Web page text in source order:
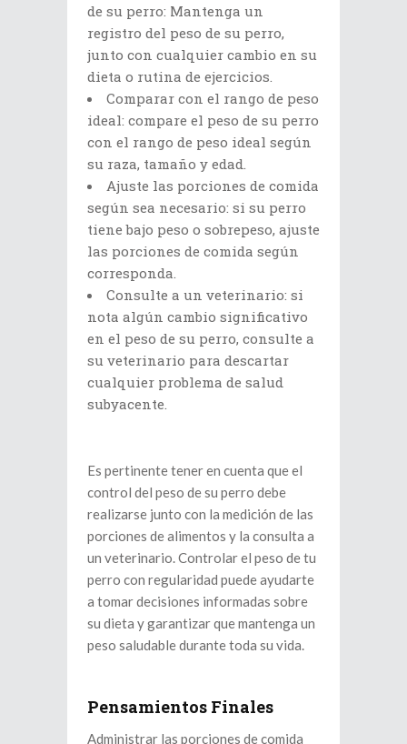
de su perro: Mantenga un
registro del peso de su perro,
junto con cualquier cambio en su
dieta o rutina de ejercicios.
Comparar con el rango de peso
ideal: compare el peso de su perro
con el rango de peso ideal según
su raza, tamaño y edad.
Ajuste las porciones de comida
según sea necesario: si su perro
tiene bajo peso o sobrepeso, ajuste
las porciones de comida según
corresponda.
Consulte a un veterinario: si
nota algún cambio significativo
en el peso de su perro, consulte a
su veterinario para descartar
cualquier problema de salud
subyacente.
Es pertinente tener en cuenta que el
control del peso de su perro debe
realizarse junto con la medición de las
porciones de alimentos y la consulta a
un veterinario. Controlar el peso de tu
perro con regularidad puede ayudarte
a tomar decisiones informadas sobre
su dieta y garantizar que mantenga un
peso saludable durante toda su vida.
Pensamientos Finales
Administrar las porciones de comida